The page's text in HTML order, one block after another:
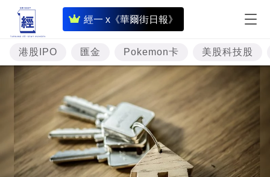
經一 x《華爾街日報》
即
時
財
經
題
投
資
樓
港股IPO 匯金 Pokemon卡 美股科技股